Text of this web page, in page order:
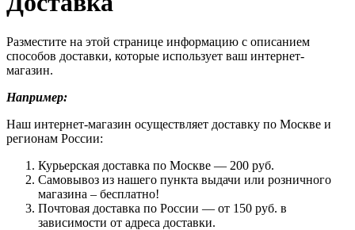
Разместите на этой странице информацию с описанием
способов доставки, которые использует ваш интернет-
магазин.
Например:
Наш интернет-магазин осуществляет доставку по Москве и
регионам России:
Курьерская доставка по Москве — 200 руб.
Самовывоз из нашего пункта выдачи или розничного
магазина – бесплатно!
Почтовая доставка по России — от 150 руб. в
зависимости от адреса доставки.